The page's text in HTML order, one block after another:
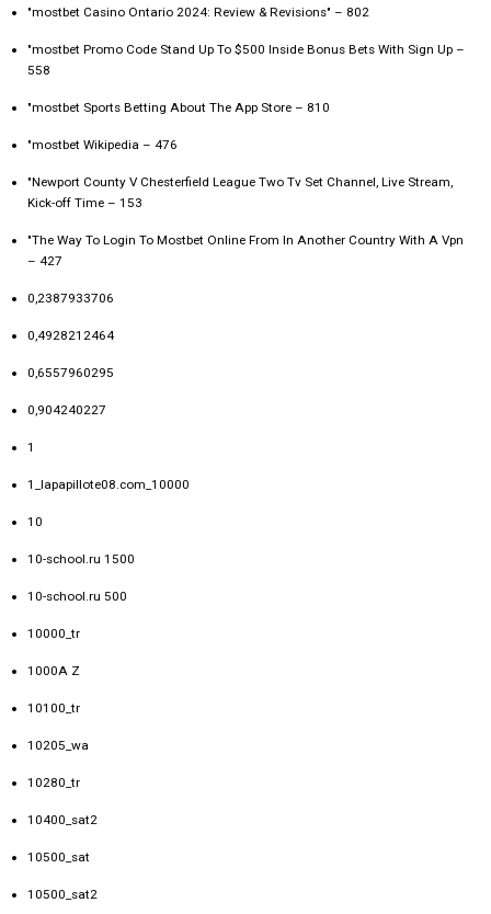
"mostbet Casino Ontario 2024: Review & Revisions" – 802
"mostbet Promo Code Stand Up To $500 Inside Bonus Bets With Sign Up –
558
"‎mostbet Sports Betting About The App Store – 810
"mostbet Wikipedia – 476
"Newport County V Chesterfield League Two Tv Set Channel, Live Stream,
Kick-off Time – 153
"The Way To Login To Mostbet Online From In Another Country With A Vpn
– 427
0,2387933706
0,4928212464
0,6557960295
0,904240227
1
1_lapapillote08.com_10000
10
10-school.ru 1500
10-school.ru 500
10000_tr
1000A Z
10100_tr
10205_wa
10280_tr
10400_sat2
10500_sat
10500_sat2